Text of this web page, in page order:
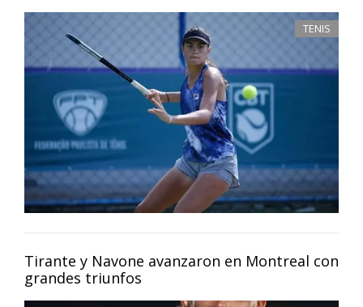
TENIS
Tirante y Navone avanzaron en Montreal con
grandes triunfos